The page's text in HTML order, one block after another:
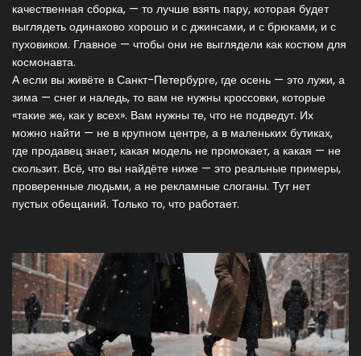
качественная сборка, — то лучше взять пару, которая будет
выглядеть одинаково хорошо и с джинсами, и с брюками, и с
пуховиком. Главное — чтобы они не выглядели как костюм для
космонавта.
А если вы живёте в Санкт-Петербурге, где осень — это лужи, а
зима — снег и наледь, то вам не нужны кроссовки, которые
«такие же, как у всех». Вам нужны те, что не подведут. Их
можно найти — не в крупном центре, а в маленьких бутиках,
где продавец знает, какая модель не промокает, а какая — не
скользит. Всё, что вы найдёте ниже — это реальные примеры,
проверенные людьми, а не рекламные слоганы. Тут нет
пустых обещаний. Только то, что работает.